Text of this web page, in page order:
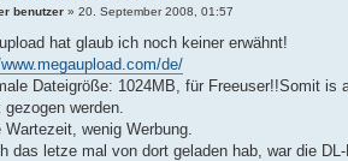
benutzer » 20. September 2008, 01:57
hat glaub ich noch keiner erwähnt!
de/
Dateigröße: 1024MB, für Freeuser!!Somit
werden.
Wartezeit, wenig Werbung.
das letze mal von dort geladen hab, war die